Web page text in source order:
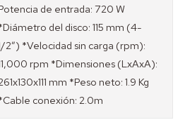
de entrada: 720 W
del disco: 115 mm (4-
2″) *Velocidad sin carga (rpm):
rpm *Dimensiones (LxAxA):
mm *Peso neto: 1.9 Kg
conexión: 2.0m